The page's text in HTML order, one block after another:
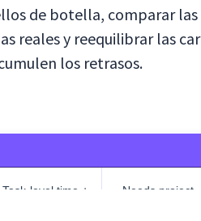
de botella, comparar las
reales y reequilibrar las
los retrasos.
Task-level time +
Needs project